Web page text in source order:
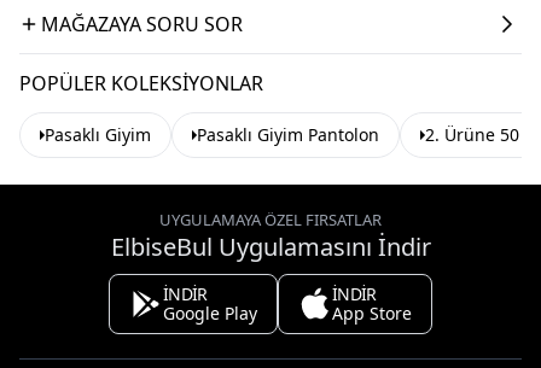
MAĞAZAYA SORU SOR
POPÜLER KOLEKSIYONLAR
Pasaklı Giyim Pasaklı Giyim Pantolon 2. Ürüne 50
UYGULAMAYA ÖZEL FIRSATLAR
ElbiseBul Uygulamasını İndir
İNDİR
Google Play
İNDİR
App Store